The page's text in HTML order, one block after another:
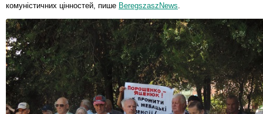
комуністичних цінностей, пише BeregszaszNews